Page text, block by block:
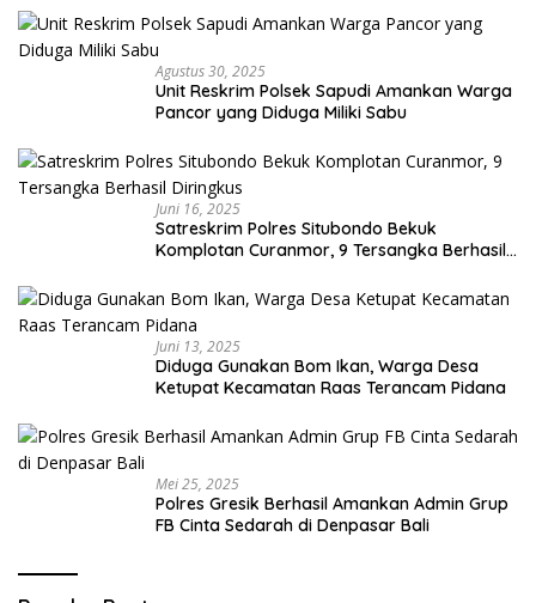
Agustus 30, 2025
Unit Reskrim Polsek Sapudi Amankan Warga
Pancor yang Diduga Miliki Sabu
Juni 16, 2025
Satreskrim Polres Situbondo Bekuk
Komplotan Curanmor, 9 Tersangka Berhasil
Juni 13, 2025
Diduga Gunakan Bom Ikan, Warga Desa
Ketupat Kecamatan Raas Terancam Pidana
Mei 25, 2025
Polres Gresik Berhasil Amankan Admin Grup
FB Cinta Sedarah di Denpasar Bali